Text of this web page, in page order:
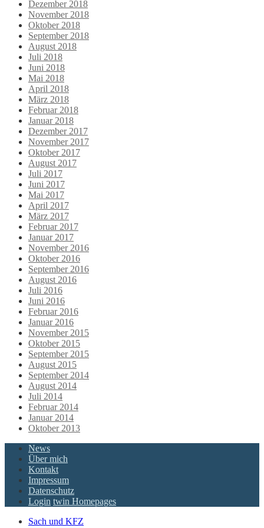
Dezember 2018
November 2018
Oktober 2018
September 2018
August 2018
Juli 2018
Juni 2018
Mai 2018
April 2018
März 2018
Februar 2018
Januar 2018
Dezember 2017
November 2017
Oktober 2017
August 2017
Juli 2017
Juni 2017
Mai 2017
April 2017
März 2017
Februar 2017
Januar 2017
November 2016
Oktober 2016
September 2016
August 2016
Juli 2016
Juni 2016
Februar 2016
Januar 2016
November 2015
Oktober 2015
September 2015
August 2015
September 2014
August 2014
Juli 2014
Februar 2014
Januar 2014
Oktober 2013
News
Über mich
Kontakt
Impressum
Datenschutz
Login twin Homepages
Sach und KFZ